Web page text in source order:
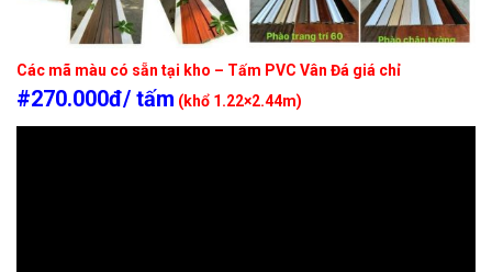
Các mã màu có sẵn tại kho – Tấm PVC Vân Đá giá chỉ
#270.000đ/ tấm (khổ 1.22×2.44m)